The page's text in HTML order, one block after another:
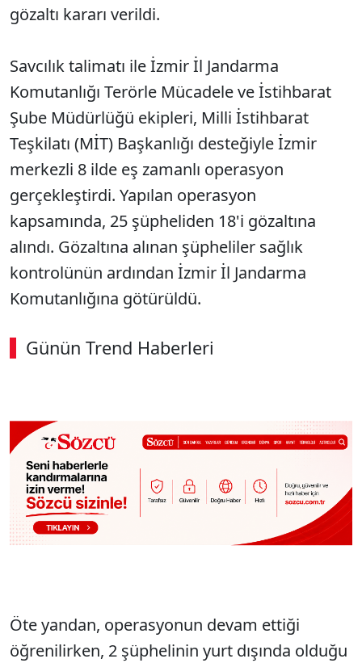
gözaltı kararı verildi.
Savcılık talimatı ile İzmir İl Jandarma
Komutanlığı Terörle Mücadele ve İstihbarat
Şube Müdürlüğü ekipleri, Milli İstihbarat
Teşkilatı (MİT) Başkanlığı desteğiyle İzmir
merkezli 8 ilde eş zamanlı operasyon
gerçekleştirdi. Yapılan operasyon
kapsamında, 25 şüpheliden 18'i gözaltına
alındı. Gözaltına alınan şüpheliler sağlık
kontrolünün ardından İzmir İl Jandarma
Komutanlığına götürüldü.
Günün Trend Haberleri
00:02 / 09:15
Öte yandan, operasyonun devam ettiği
öğrenilirken, 2 şüphelinin yurt dışında olduğu